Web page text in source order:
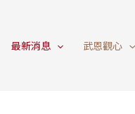
最新消息 武恩觀心